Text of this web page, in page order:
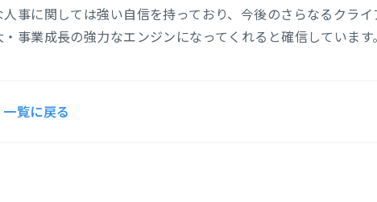
人事に関しては強い自信を持っており、今後のさらなるクラ
・事業成長の強力なエンジンになってくれると確信しています。
一覧に戻る